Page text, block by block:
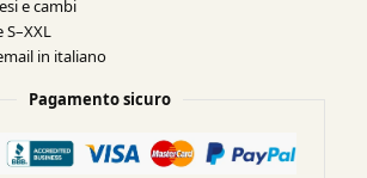
e cambi
S–XXL
in italiano
Pagamento sicuro